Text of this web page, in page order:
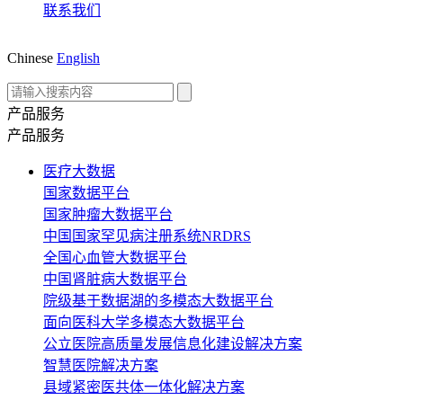
联系我们
Chinese English
产品服务
产品服务
医疗大数据
国家数据平台
国家肿瘤大数据平台
中国国家罕见病注册系统NRDRS
全国心血管大数据平台
中国肾脏病大数据平台
院级基于数据湖的多模态大数据平台
面向医科大学多模态大数据平台
公立医院高质量发展信息化建设解决方案
智慧医院解决方案
县域紧密医共体一体化解决方案